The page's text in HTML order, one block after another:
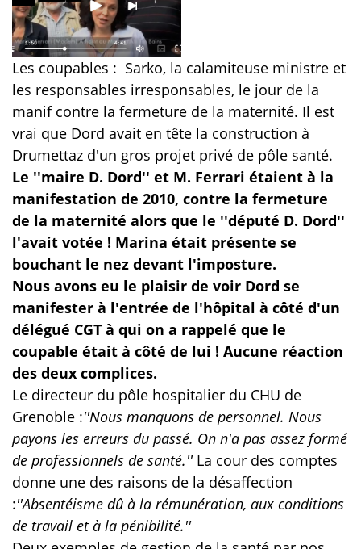
Les coupables : Sarko, la calamiteuse ministre et
les responsables irresponsables, le jour de la
manif contre la fermeture de la maternité. Il est
vrai que Dord avait en tête la construction à
Drumettaz d'un gros projet privé de pôle santé.
Le ''maire D. Dord'' et M. Ferrari étaient à la
manifestation de 2010, contre la fermeture
de la maternité alors que le ''député D. Dord''
l'avait votée ! Marina était présente se
bouchant le nez devant l'imposture.
Nous avons eu le plaisir de voir Dord se
manifester à l'entrée de l'hôpital à côté d'un
délégué CGT à qui on a rappelé que le
coupable était à côté de lui ! Aucune réaction
des deux complices.
Le directeur du pôle hospitalier du CHU de
Grenoble :''Nous manquons de personnel. Nous
payons les erreurs du passé. On n'a pas assez formé
de professionnels de santé.'' La cour des comptes
donne une des raisons de la désaffection
:''Absentéisme dû à la rémunération, aux conditions
de travail et à la pénibilité.''